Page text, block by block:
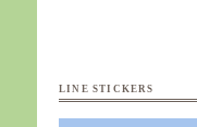
LINE STICKERS